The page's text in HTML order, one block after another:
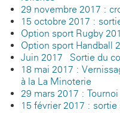
29 novembre 2017 :
15 octobre 2017 :
Option sport Rugby
Option sport Handball
Juin 2017 - Sortie du
18 mai 2017 :
à la La Minoterie
29 mars 2017 :
15 février 2017 : sortie